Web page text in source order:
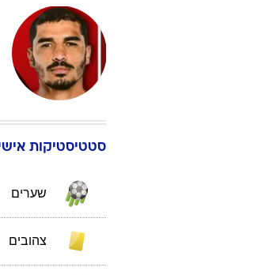
סטטיסטיקות
שערים
צהובים